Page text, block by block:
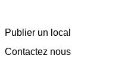
Publier un local
Contactez nous